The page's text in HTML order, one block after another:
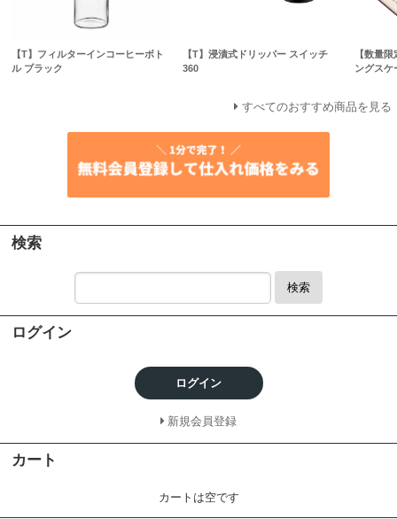
【T】フィルターインコーヒーボト
ル ブラック
【T】浸漬式ドリッパー スイッチ
360
【数量
ングスケ
すべてのおすすめ商品を見る
検索
検索
ログイン
ログイン
新規会員登録
カート
カートは空です